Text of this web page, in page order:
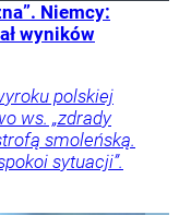
Niemcy:
wyników
polskiej
ws. „zdrady
smoleńską.
sytuacji”.